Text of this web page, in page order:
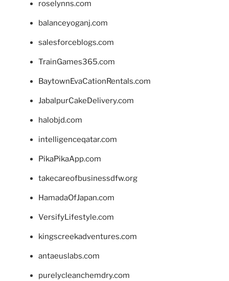
roselynns.com
balanceyoganj.com
salesforceblogs.com
TrainGames365.com
BaytownEvaCationRentals.com
JabalpurCakeDelivery.com
halobjd.com
intelligenceqatar.com
PikaPikaApp.com
takecareofbusinessdfw.org
HamadaOfJapan.com
VersifyLifestyle.com
kingscreekadventures.com
antaeuslabs.com
purelycleanchemdry.com